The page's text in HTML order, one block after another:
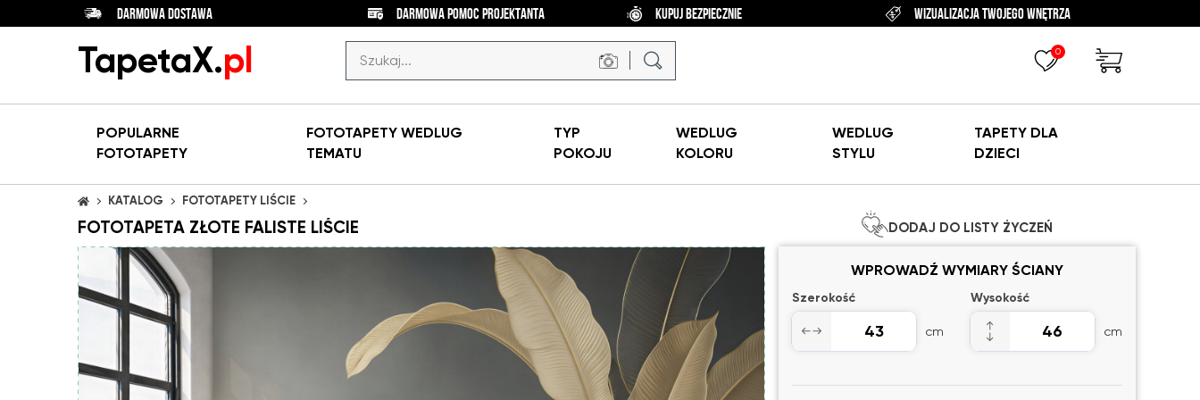
DARMOWA DOSTAWA DARMOWA POMOC PROJEKTANTA KUPUJ BEZPIECZNIE WIZUALIZACJA TWOJEGO WNĘTRZA
TapetaX.pl 0
POPULARNE
FOTOTAPETY
FOTOTAPETYWEDLUG
TEMATU
TYP
POKOJU
WEDLUG
KOLORU
WEDLUG
STYLU
TAPETY DLA
DZIECI
STRONA GŁÓWNA
KATALOG FOTOTAPETY LIŚCIE
FOTOTAPETA ZŁOTE FALISTE LIŚCIE DODAJ DO LISTY ŻYCZEŃ
WPROWADŹ WYMIARY ŚCIANY
Szerokość
cm
Wysokość
cm